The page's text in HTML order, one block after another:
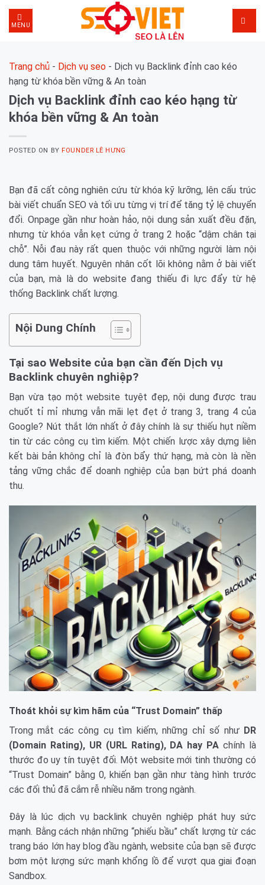
Skip
content
MENU
Trang chủ - Dịch vụ seo - Dịch vụ Backlink đỉnh cao kéo
hạng từ khóa bền vững & An toàn
Dịch vụ Backlink đỉnh cao kéo hạng từ
khóa bền vững & An toàn
POSTED ON BYFOUNDER LÊ HƯNG
Bạn đã cất công nghiên cứu từ khóa kỹ lưỡng, lên cấu trúc
bài viết chuẩn SEO và tối ưu từng vị trí để tăng tỷ lệ chuyển
đổi. Onpage gần như hoàn hảo, nội dung sản xuất đều đặn,
nhưng từ khóa vẫn kẹt cứng ở trang 2 hoặc “dậm chân tại
chỗ”. Nỗi đau này rất quen thuộc với những người làm nội
dung tâm huyết. Nguyên nhân cốt lõi không nằm ở bài viết
của bạn, mà là do website đang thiếu đi lực đẩy từ hệ
thống Backlink chất lượng.
Nội Dung Chính
Tại sao Website của bạn cần đến Dịch vụ
Backlink chuyên nghiệp?
Bạn vừa tạo một website tuyệt đẹp, nội dung được trau
chuốt tỉ mỉ nhưng vẫn mãi lẹt đẹt ở trang 3, trang 4 của
Google? Nút thắt lớn nhất ở đây chính là sự thiếu hụt niềm
tin từ các công cụ tìm kiếm. Một chiến lược xây dựng liên
kết bài bản không chỉ là đòn bẩy thứ hạng, mà còn là nền
tảng vững chắc để doanh nghiệp của bạn bứt phá doanh
thu.
Thoát khỏi sự kìm hãm của “Trust Domain” thấp
Trong mắt các công cụ tìm kiếm, những chỉ số như DR
(Domain Rating), UR (URL Rating), DA hay PA chính là
thước đo uy tín tuyệt đối. Một website mới tinh thường có
“Trust Domain” bằng 0, khiến bạn gần như tàng hình trước
các đối thủ đã cắm rễ nhiều năm trong ngành.
Đây là lúc dịch vụ backlink chuyên nghiệp phát huy sức
mạnh. Bằng cách nhận những “phiếu bầu” chất lượng từ các
trang báo lớn hay blog đầu ngành, website của bạn sẽ được
bơm một lượng sức mạnh khổng lồ để vượt qua giai đoạn
Sandbox.